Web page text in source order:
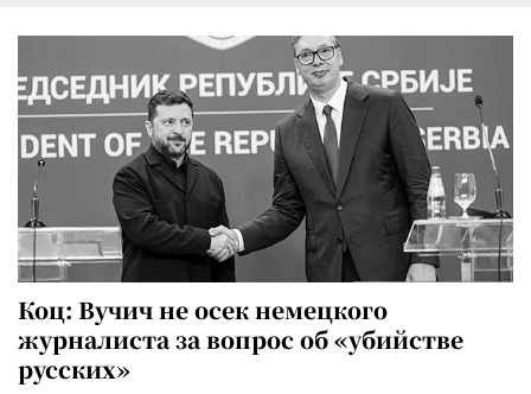
Коц: Вучич не осек немецкого
журналиста за вопрос об «убийстве
русских»